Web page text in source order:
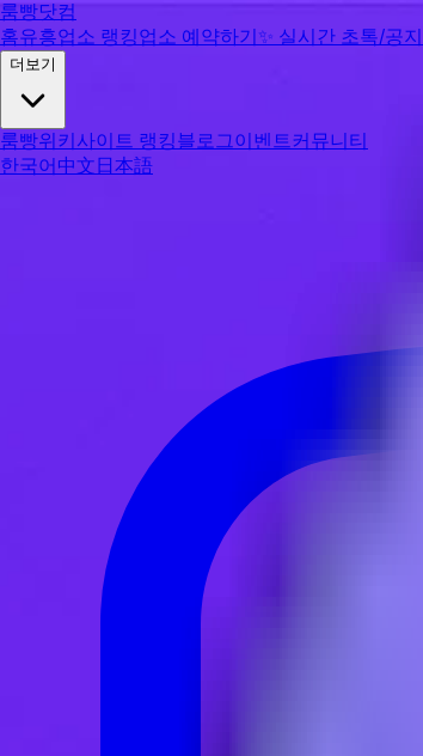
룸빵닷컴
홈유흥업소 랭킹업소 예약하기✨ 실시간 초톡/공지
더보기
룸빵위키사이트 랭킹블로그이벤트커뮤니티
한국어中文日本語